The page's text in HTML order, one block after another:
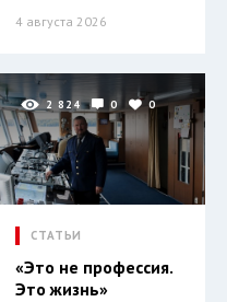
4 августа 2026
2 824 0 0
СТАТЬИ
«Это не профессия.
Это жизнь»